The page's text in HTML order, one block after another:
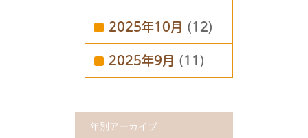
2025年10月 (12)
2025年9月 (11)
年別アーカイブ